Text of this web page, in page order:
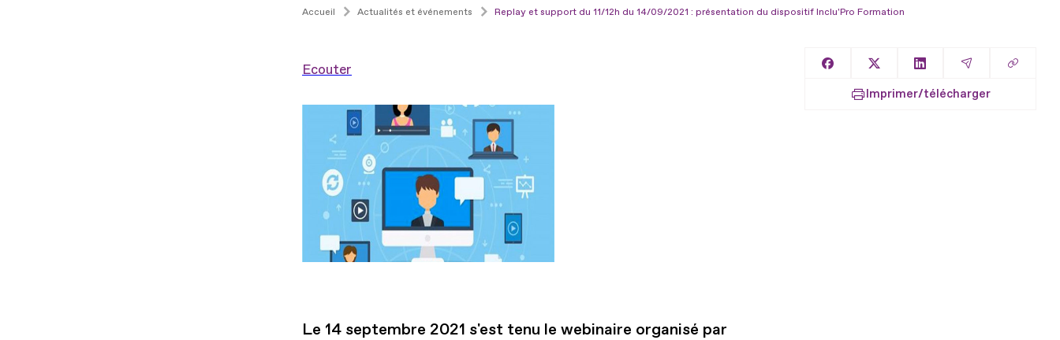
Accueil Actualités et événements Replay et support du 11/12h du 14/09/2021 : présentation du dispositif Inclu'Pro Formation
Ecouter
Le 14 septembre 2021 s'est tenu le webinaire organisé par
Partager sur Facebook
Partager sur XPartager sur LinkedIn
Partager par
Copier
Imprimer/télécharger